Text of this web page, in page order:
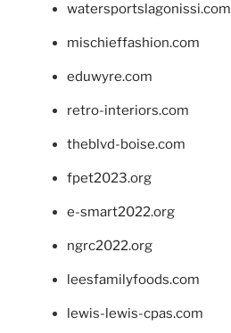
watersportslagonissi.com
mischieffashion.com
eduwyre.com
retro-interiors.com
theblvd-boise.com
fpet2023.org
e-smart2022.org
ngrc2022.org
leesfamilyfoods.com
lewis-lewis-cpas.com